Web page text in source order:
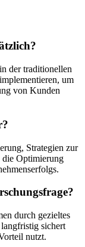
der traditionellen
um
von Kunden
Strategien zur
die Optimierung
durch gezieltes
sichert
nutzt.